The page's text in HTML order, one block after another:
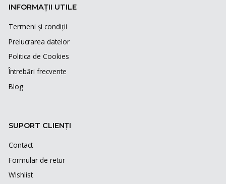
INFORMAȚII UTILE
Termeni și condiții
Prelucrarea datelor
Politica de Cookies
Întrebări frecvente
Blog
SUPORT CLIENȚI
Contact
Formular de retur
Wishlist